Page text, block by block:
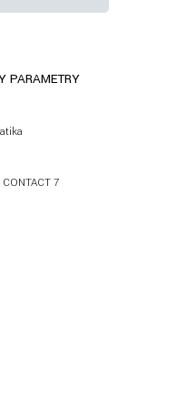
PARAMETRY
CONTACT 7